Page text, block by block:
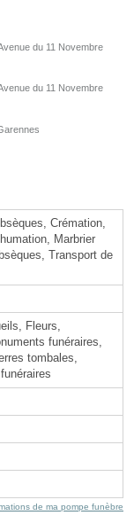
du 11 Novembre
du 11 Novembre
Crémation,
Marbrier
Transport de
Fleurs,
funéraires,
tombales,
de ma pompe funèbre